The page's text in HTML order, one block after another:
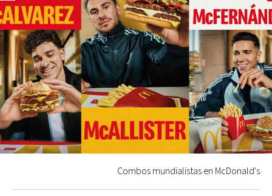
Combos mundialistas en McDonald's